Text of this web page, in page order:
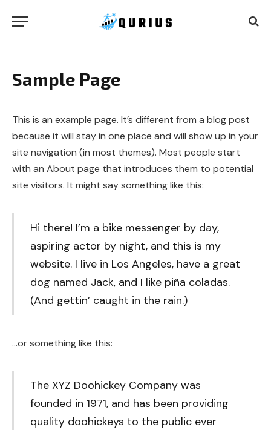
Sample Page
This is an example page. It’s different from a blog post
because it will stay in one place and will show up in your
site navigation (in most themes). Most people start
with an About page that introduces them to potential
site visitors. It might say something like this:
Hi there! I’m a bike messenger by day,
aspiring actor by night, and this is my
website. I live in Los Angeles, have a great
dog named Jack, and I like piña coladas.
(And gettin’ caught in the rain.)
…or something like this:
The XYZ Doohickey Company was
founded in 1971, and has been providing
quality doohickeys to the public ever